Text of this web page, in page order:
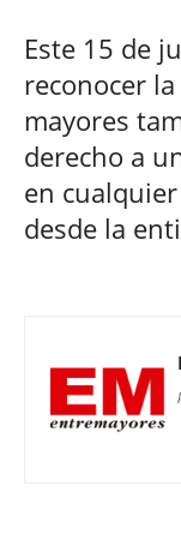
Este 15 de
reconocer
mayores
derecho a
en
desde la